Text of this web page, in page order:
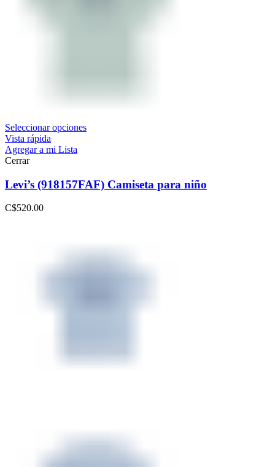
Seleccionar opciones
Vista rápida
Agregar a mi Lista
Cerrar
Levi’s (918157FAF) Camiseta para niño
C$520.00